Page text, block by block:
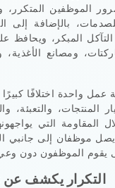
الموظفين المتكرر،
بالإضافة إلى
المبكر، ويحافظ
ومصانع الأغذية،
واحدة اختلافًا
المنتجات، والتعبئة،
المقاومة التي
موظفان إلى جانبي
التكرار يكشف